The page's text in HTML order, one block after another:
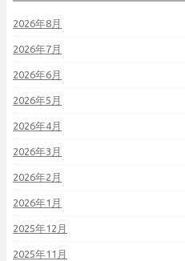
2026年8月
2026年7月
2026年6月
2026年5月
2026年4月
2026年3月
2026年2月
2026年1月
2025年12月
2025年11月